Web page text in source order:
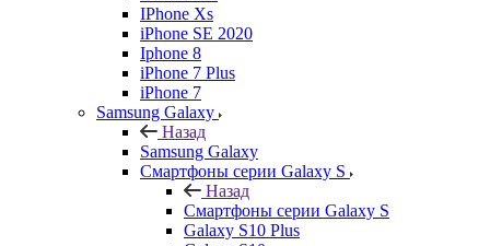
IPhone Xs
iPhone SE 2020
Iphone 8
iPhone 7 Plus
iPhone 7
Samsung Galaxy
Назад
Samsung Galaxy
Смартфоны серии Galaxy S
Назад
Смартфоны серии Galaxy S
Galaxy S10 Plus